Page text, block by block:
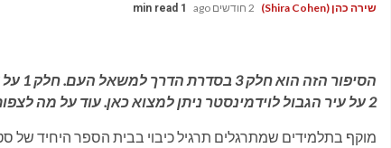
שירה כהן (Shira Cohen) 2 חודשים ago 1 min read
הסיפור הזה הוא חלק 3 בסדרת הדרך למשאל העם. חלק 1 על אנשים רגילים בעד ונגד הפרדה ניתן למצוא כאן.
2 על עיר הגבול לוידמינסטר ניתן למצוא כאן.
עוד על מה
מוקף בתלמידים שמתרגלים תרגיל כיבוי בבית הספר היחיד של